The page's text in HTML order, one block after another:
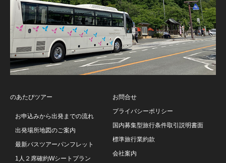
のあたびツアー
お申込みから出発までの流れ
出発場所地図のご案内
最新バスツアーパンフレット
1人２席確約Wシートプラン
お問合せ
プライバシーポリシー
国内募集型旅行条件取引説明書面
標準旅行業約款
会社案内